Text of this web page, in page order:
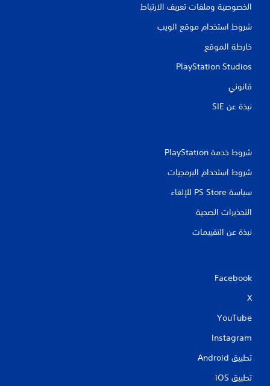
الخصوصية وملفات تعريف الارتباط
شروط استخدام موقع الويب
خارطة الموقع
PlayStation Studios
قانوني
نبذة عن SIE‏
شروط خدمة PlayStation‏
شروط استخدام البرمجيات
سياسة PS Store للإلغاء
التحذيرات الصحية
نبذة عن التقييمات
Facebook
X
YouTube
Instagram
تطبيق Android‏
تطبيق iOS‏